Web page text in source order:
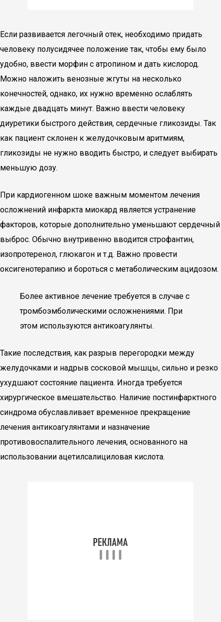
Если развивается легочный отек, необходимо придать
человеку полусидячее положение так, чтобы ему было
удобно, ввести морфин с атропином и дать кислород.
Можно наложить венозные жгуты на несколько
конечностей, однако, их нужно временно ослаблять
каждые двадцать минут. Важно ввести человеку
диуретики быстрого действия, сердечные гликозиды. Так
как пациент склонен к желудочковым аритмиям,
гликозиды не нужно вводить быстро, и следует выбирать
меньшую дозу.
При кардиогенном шоке важным моментом лечения
осложнений инфаркта миокард является устранение
факторов, которые дополнительно уменьшают сердечный
выброс. Обычно внутривенно вводится строфантин,
изопротеренол, глюкагон и т.д. Важно провести
оксигенотерапию и бороться с метаболическим ацидозом.
Более активное лечение требуется в случае с
тромбоэмболическими осложнениями. При
этом используются антикоагулянты.
Такие последствия, как разрыв перегородки между
желудочками и надрыв сосковой мышцы, сильно и резко
ухудшают состояние пациента. Иногда требуется
хирургическое вмешательство. Наличие постинфарктного
синдрома обуславливает временное прекращение
лечения антикоагулянтами и назначение
противовоспалительного лечения, основанного на
использовании ацетилсалициловая кислота.